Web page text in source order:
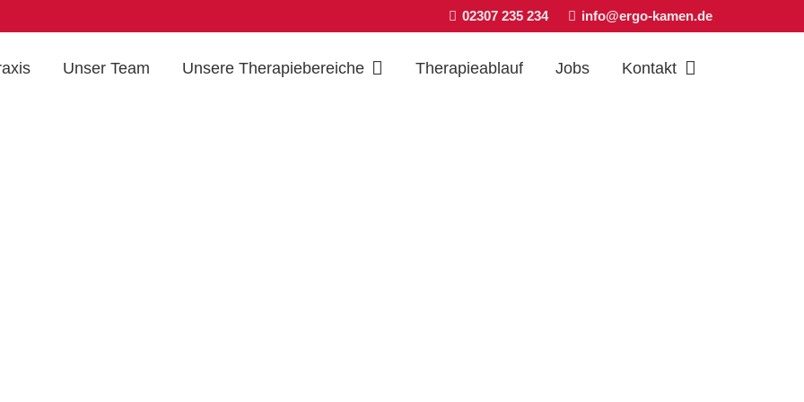
02307 235 234 info@ergo-kamen.de
Unser Team Unsere Therapiebereiche Therapieablauf Jobs Kontakt